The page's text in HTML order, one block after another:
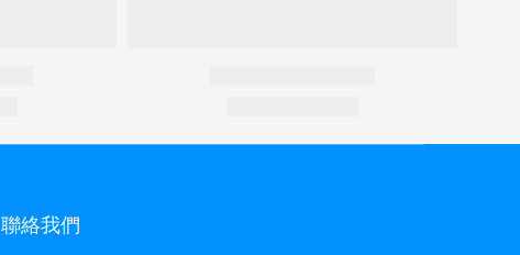
聯絡我們